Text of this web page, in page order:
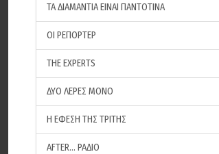
ΤΑ ΔΙΑΜΑΝΤΙΑ ΕΙΝΑΙ ΠΑΝΤΟΤΙΝΑ
ΟΙ ΡΕΠΟΡΤΕΡ
THE EXPERTS
ΔΥΟ ΛΕΡΕΣ ΜΟΝΟ
Η ΕΦΕΣΗ ΤΗΣ ΤΡΙΤΗΣ
AFTER… ΡΑΔΙΟ